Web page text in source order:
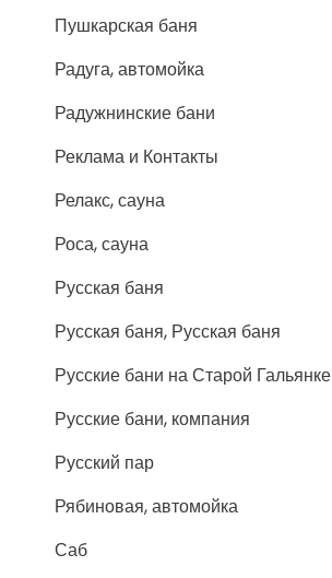
Пушкарская баня
Радуга, автомойка
Радужнинские бани
Реклама и Контакты
Релакс, сауна
Роса, сауна
Русская баня
Русская баня, Русская баня
Русские бани на Старой Гальянке
Русские бани, компания
Русский пар
Рябиновая, автомойка
Саб